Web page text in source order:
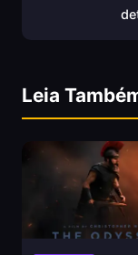
Leia